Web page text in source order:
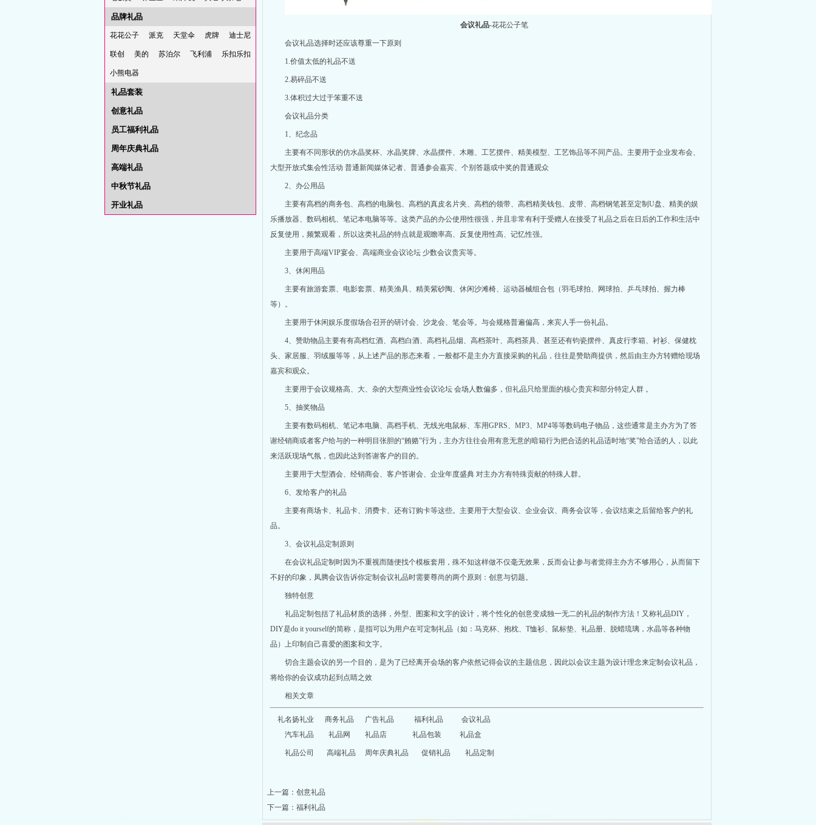
品牌礼品
花花公子 派克 天堂伞 虎牌 迪士尼
联创 美的 苏泊尔 飞利浦 乐扣乐扣
小熊电器
礼品套装
创意礼品
员工福利礼品
周年庆典礼品
高端礼品
中秋节礼品
开业礼品
会议礼品-花花公子笔
会议礼品选择时还应该尊重一下原则
1.价值太低的礼品不送
2.易碎品不送
3.体积过大过于笨重不送
会议礼品分类
1、纪念品
主要有不同形状的仿水晶奖杯、水晶奖牌、 水晶摆件、木雕、工艺摆件、精美模型、工艺饰品等不同产品。主要用于企业发布会、
大型开放式集会性活动 普通新闻媒体记者、普通参会嘉宾、个别答题或中奖的普通观众
2、办公用品
主要有高档的商务包、高档的电脑包、高档的真皮名片夹、高档的领带、高档精美钱包、皮带、高档钢笔甚至定制U盘、精美的娱
乐播放器、数码相机、笔记本电脑等等。这类产品的办公使用性很强，并且非常有利于受赠人在接受了礼品之后在日后的工作和生活中
反复使用，频繁观看，所以这类礼品的特点就是观瞻率高、反复使用性高、记忆性强。
主要用于高端VIP宴会、高端商业会议论坛 少数会议贵宾等。
3、休闲用品
主要有旅游套票、电影套票、精美渔具、精美紫砂陶、休闲沙滩椅、运动器械组合包（羽毛球拍、网球拍、乒乓球拍、握力棒
等）。
主要用于休闲娱乐度假场合召开的研讨会、沙龙会、笔会等。与会规格普遍偏高，来宾人手一份礼品。
4、赞助物品主要有有高档红酒、高档白酒、高档礼品烟、高档茶叶、高档茶具、甚至还有钧瓷摆件、真皮行李箱、衬衫、保健枕
头、家居服、羽绒服等等，从上述产品的形态来看，一般都不是主办方直接采购的礼品，往往是赞助商提供，然后由主办方转赠给现场
嘉宾和观众。
主要用于会议规格高、大、杂的大型商业性会议论坛 会场人数偏多，但礼品只给里面的核心贵宾和部分特定人群 。
5、抽奖物品
主要有数码相机、笔记本电脑、高档手机、无线光电鼠标、车用GPRS、MP3、MP4等等数码电子物品，这些通常是主办方为了答
谢经销商或者客户给与的一种明目张胆的“贿赂”行为，主办方往往会用有意无意的暗箱行为把合适的礼品适时地“奖”给合适的人，以此
来活跃现场气氛，也因此达到答谢客户的目的。
主要用于大型酒会、经销商会、客户答谢会、企业年度盛典 对主办方有特殊贡献的特殊人群。
6、发给客户的礼品
主要有商场卡、礼品卡、消费卡、还有订购卡等这些。主要用于大型会议、企业会议、商务会议等，会议结束之后留给客户的礼
品。
3、 会议礼品定制原则
在会议礼品定制时因为不重视而随便找个模板套用，殊不知这样做不仅毫无效果，反而会让参与者觉得主办方不够用心，从而留下
不好的印象，凤腾会议告诉你定制会议礼品时需要尊尚的两个原则：创意与切题。
独特创意
礼品定制 包括了礼品材质的选择，外型、图案和文字的设计，将个性化的创意变成独一无二的礼品的制作方法！又称礼品DIY，
DIY是do it yourself的简称，是指可以为用户在可定制礼品（如：马克杯、抱枕、T恤衫、鼠标垫、礼品册、脱蜡琉璃，水晶等各种物
品）上印制自己喜爱的图案和文字。
切合主题会议的另一个目的，是为了已经离开会场的客户依然记得会议的主题信息，因此以会议主题为设计理念来定制会议礼品，
将给你的会议成功起到点睛之效
相关文章
礼名扬礼业 商务礼品 广告礼品 福利礼品
会议礼品
汽车礼品
礼品网 礼品店 礼品包装 礼品盒
礼品公司 高端礼品 周年庆典礼品 促销礼品 礼品定制
上一篇： 创意礼品
下一篇： 福利礼品